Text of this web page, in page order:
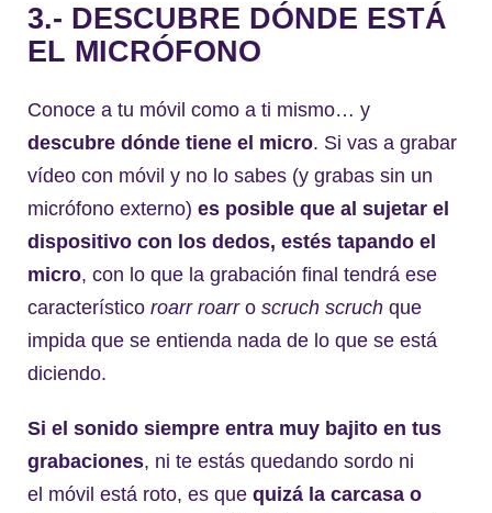
3.- DESCUBRE DÓNDE ESTÁ
EL MICRÓFONO
Conoce a tu móvil como a ti mismo… y
descubre dónde tiene el micro. Si vas a grabar
vídeo con móvil y no lo sabes (y grabas sin un
micrófono externo) es posible que al sujetar el
dispositivo con los dedos, estés tapando el
micro, con lo que la grabación final tendrá ese
característico roarr roarr o scruch scruch que
impida que se entienda nada de lo que se está
diciendo.
Si el sonido siempre entra muy bajito en tus
grabaciones, ni te estás quedando sordo ni
el móvil está roto, es que quizá la carcasa o